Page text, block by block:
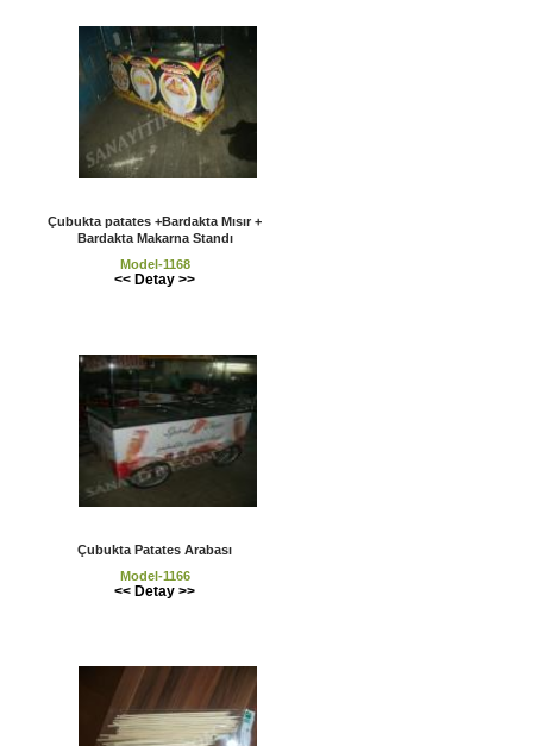
Çubukta patates +Bardakta Mısır +
Bardakta Makarna Standı
Model-1168
<< Detay >>
Çubukta Patates Arabası
Model-1166
<< Detay >>